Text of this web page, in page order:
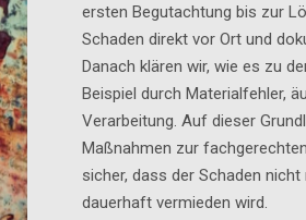
ersten Begutachtung bis zur
Schaden direkt vor Ort und
Danach klären wir, wie es zu
Beispiel durch Materialfehler,
Verarbeitung. Auf dieser
Maßnahmen zur
sicher, dass der Schaden
dauerhaft vermieden wird.